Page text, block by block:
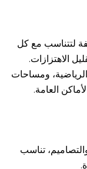
لتتناسب مع كل
الاهتزازات.
ومساحات
العامة.
تناسب